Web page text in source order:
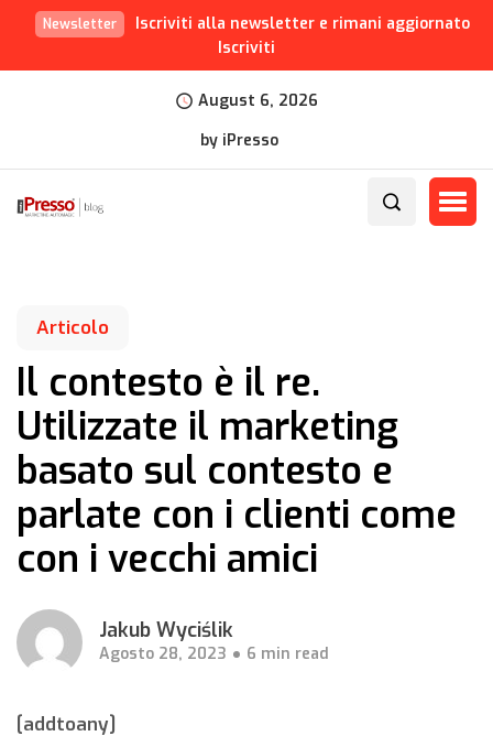
Newsletter
Iscriviti alla newsletter e rimani aggiornato
Iscriviti
August 6, 2026
by iPresso
Articolo
Il contesto è il re.
Utilizzate il marketing
basato sul contesto e
parlate con i clienti come
con i vecchi amici
Jakub Wyciślik
Agosto 28, 2023 6 min read
[addtoany]